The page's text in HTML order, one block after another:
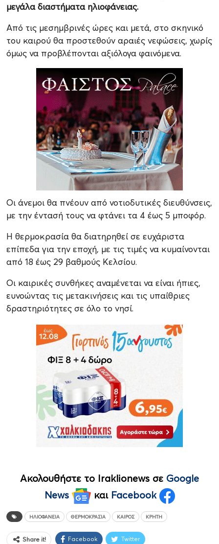
μεγάλα διαστήματα ηλιοφάνειας.
Από τις μεσημβρινές ώρες και μετά, στο σκηνικό
του καιρού θα προστεθούν αραιές νεφώσεις, χωρίς
όμως να προβλέπονται αξιόλογα φαινόμενα.
Οι άνεμοι θα πνέουν από νοτιοδυτικές διευθύνσεις,
με την έντασή τους να φτάνει τα 4 έως 5 μποφόρ.
Η θερμοκρασία θα διατηρηθεί σε ευχάριστα
επίπεδα για την εποχή, με τις τιμές να κυμαίνονται
από 18 έως 29 βαθμούς Κελσίου.
Οι καιρικές συνθήκες αναμένεται να είναι ήπιες,
ευνοώντας τις μετακινήσεις και τις υπαίθριες
δραστηριότητες σε όλο το νησί.
Ακολουθήστε το Iraklionews σε Google
News
και Facebook
ΗΛΙΟΦΆΝΕΙΑ ΘΕΡΜΟΚΡΑΣΊΑ ΚΑΙΡΌΣ ΚΡΉΤΗ
Share it! Facebook Twitter